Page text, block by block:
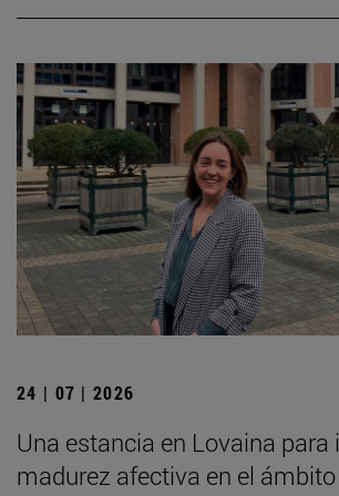
24 | 07 | 2026
Una estancia en Lovaina para
madurez afectiva en el